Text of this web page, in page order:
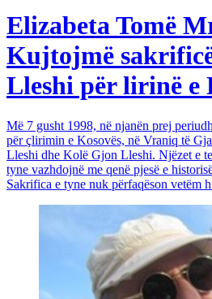
Elizabeta Tomë
Kujtojmë
Lleshi për lirinë e
Më 7 gusht 1998, në njanën prej
për çlirimin e Kosovës, në Vraniq të
Lleshi dhe Kolë Gjon Lleshi. Njëzet e
tyne vazhdojnë me qenë pjesë e
Sakrifica e tyne nuk përfaqëson vetëm